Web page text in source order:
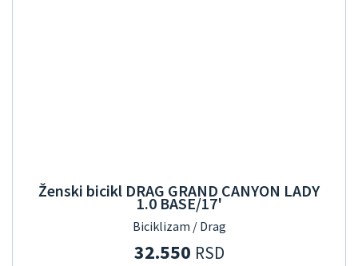
Ženski bicikl DRAG GRAND CANYON LADY
1.0 BASE/17'
Biciklizam / Drag
32.550 RSD